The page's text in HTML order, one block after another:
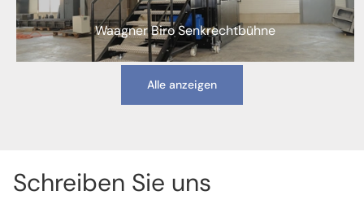
Waagner Biro Senkrechtbühne
Alle anzeigen
Schreiben Sie uns